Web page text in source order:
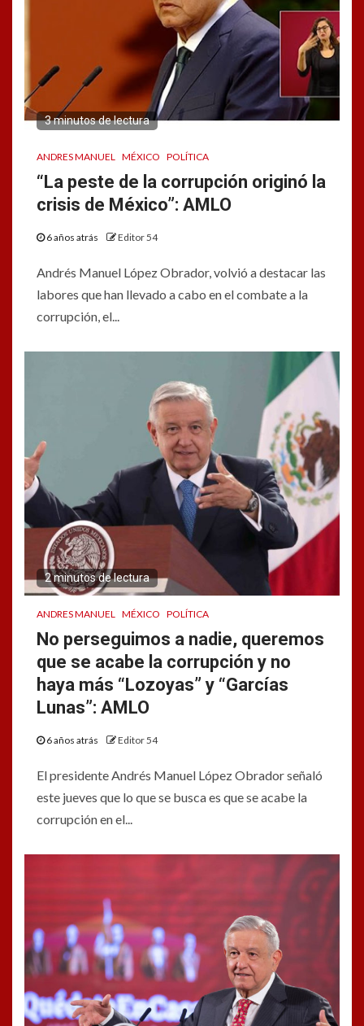
3 minutos de lectura
ANDRES MANUEL MÉXICO POLÍTICA
“La peste de la corrupción originó la
crisis de México”: AMLO
6 años atrás Editor 54
Andrés Manuel López Obrador, volvió a destacar las
labores que han llevado a cabo en el combate a la
corrupción, el...
2 minutos de lectura
ANDRES MANUEL MÉXICO POLÍTICA
No perseguimos a nadie, queremos
que se acabe la corrupción y no
haya más “Lozoyas” y “Garcías
Lunas”: AMLO
6 años atrás Editor 54
El presidente Andrés Manuel López Obrador señaló
este jueves que lo que se busca es que se acabe la
corrupción en el...